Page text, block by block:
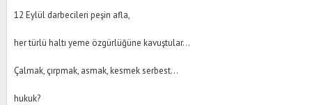
12 Eylül darbecileri peşin afla,
her türlü haltı yeme özgürlüğüne kavuştular…
Çalmak, çırpmak, asmak, kesmek serbest…
hukuk?